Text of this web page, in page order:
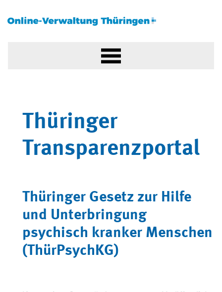
Thüringer
Transparenzportal
Thüringer Gesetz zur Hilfe
und Unterbringung
psychisch kranker Menschen
(ThürPsychKG)